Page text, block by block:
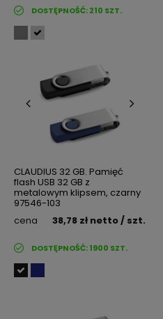
DOSTĘPNOŚĆ:210 SZT.
CLAUDIUS 32 GB. Pamięć
flash USB 32 GB z
metalowym klipsem, czarny
97546-103
cena
38,78 zł netto/ szt.
DOSTĘPNOŚĆ:1900 SZT.